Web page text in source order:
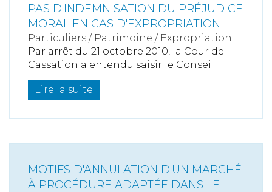
PAS D'INDEMNISATION DU PRÉJUDICE
MORAL EN CAS D'EXPROPRIATION
Particuliers / Patrimoine / Expropriation
Par arrêt du 21 octobre 2010, la Cour de
Cassation a entendu saisir le Consei...
Lire la suite
MOTIFS D'ANNULATION D'UN MARCHÉ
À PROCÉDURE ADAPTÉE DANS LE